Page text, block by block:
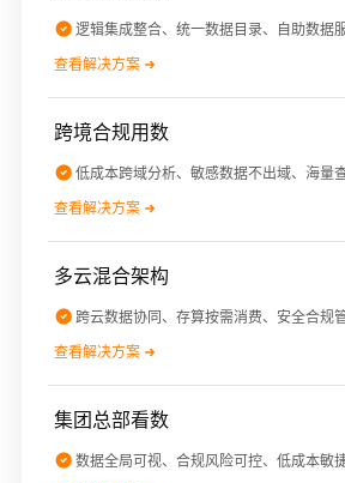
逻辑集成整合、统一数据目录、自助数据
查看解决方案
跨境合规用数
低成本跨域分析、敏感数据不出域、海量
查看解决方案
多云混合架构
跨云数据协同、存算按需消费、安全合规
查看解决方案
集团总部看数
数据全局可视、合规风险可控、低成本敏